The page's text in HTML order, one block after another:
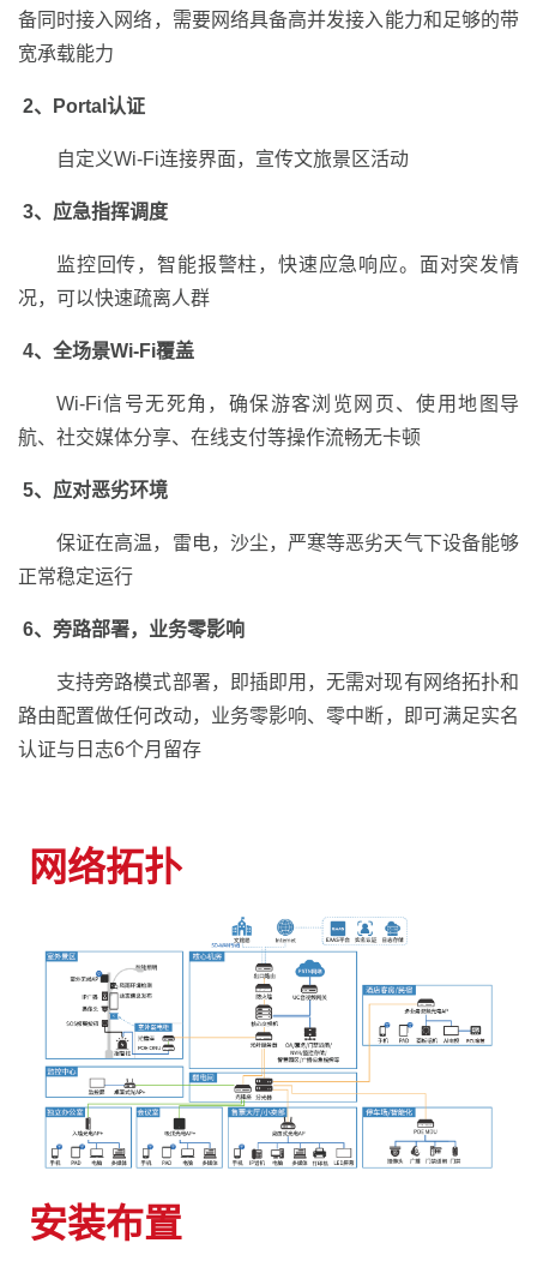
备同时接入网络，需要网络具备高并发接入能力和足够的带
宽承载能力
2、Portal认证
自定义Wi-Fi连接界面，宣传文旅景区活动
3、应急指挥调度
监控回传，智能报警柱，快速应急响应。面对突发情
况，可以快速疏离人群
4、全场景Wi-Fi覆盖
Wi-Fi信号无死角，确保游客浏览网页、使用地图导
航、社交媒体分享、在线支付等操作流畅无卡顿
5、应对恶劣环境
保证在高温，雷电，沙尘，严寒等恶劣天气下设备能够
正常稳定运行
6、旁路部署，业务零影响
支持旁路模式部署，即插即用，无需对现有网络拓扑和
路由配置做任何改动，业务零影响、零中断，即可满足实名
认证与日志6个月留存
网络拓扑
安装布置